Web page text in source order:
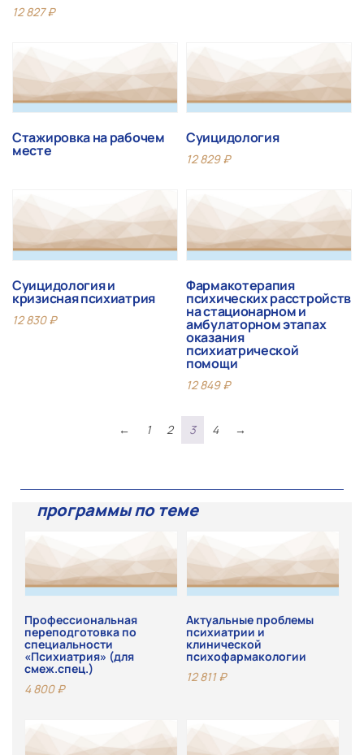
12 827₽
Стажировка на рабочем
месте
Суицидология
12 829₽
Суицидология и
кризисная психиатрия
12 830₽
Фармакотерапия
психических расстройств
на стационарном и
амбулаторном этапах
оказания
психиатрической
помощи
12 849₽
← 1 2 3 4 →
программы по теме
Профессиональная
переподготовка по
специальности
«Психиатрия» (для
смеж.спец.)
4 800₽
Актуальные проблемы
психиатрии и
клинической
психофармакологии
12 811₽